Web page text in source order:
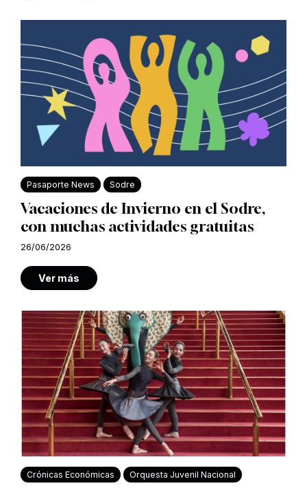
Pasaporte News Sodre
Vacaciones de Invierno en el Sodre,
con muchas actividades gratuitas
26/06/2026
Ver más
Crónicas Económicas Orquesta Juvenil Nacional